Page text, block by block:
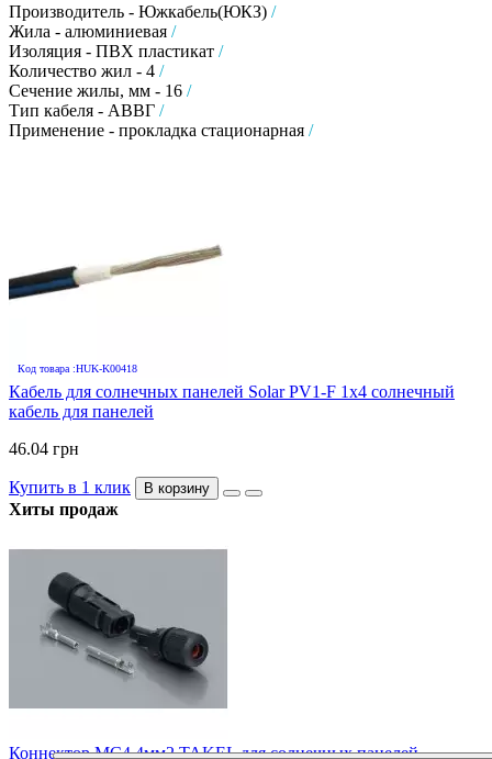
Производитель - Южкабель(ЮКЗ) /
Жила - алюминиевая /
Изоляция - ПВХ пластикат /
Количество жил - 4 /
Сечение жилы, мм - 16 /
Тип кабеля - АВВГ /
Применение - прокладка стационарная /
Код товара :HUK-K00418
Кабель для солнечных панелей Solar PV1-F 1х4 солнечный
кабель для панелей
46.04 грн
Купить в 1 клик В корзину
Хиты продаж
Коннектор MC4 4мм2 TAKEL для солнечных панелей